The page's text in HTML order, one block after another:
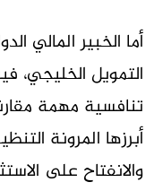
أما الخبير المالي
التمويل الخليجي،
تنافسية مهمة
أبرزها المرونة
والانفتاح على